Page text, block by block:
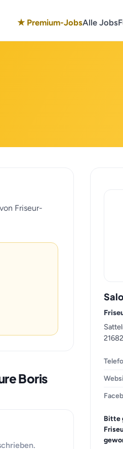
★ Premium-JobsAlle Jobs
Friseur-
Boris
Bitte